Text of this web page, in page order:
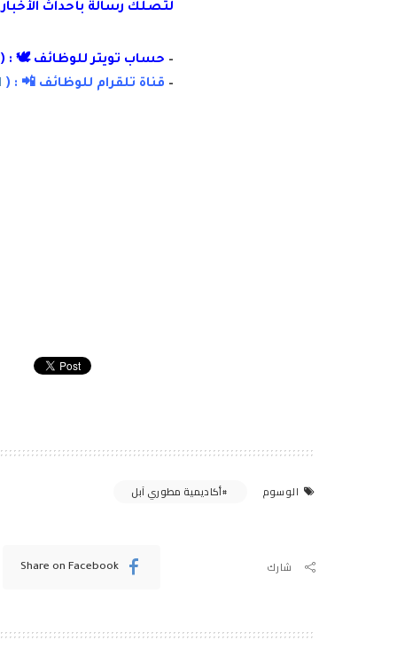
لتصلك رسالة بأحداث
– حساب تويتر للوظائف 🕊 : (
– قناة تلقرام للوظائف 📲 : (
الوسوم أكاديمية مطوري آبل
شارك Share on Facebook